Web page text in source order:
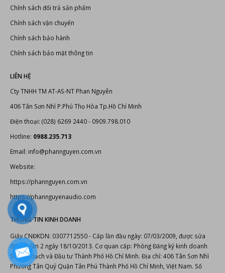
Chính sách đổi trả sản phẩm
Chính sách vận chuyển
Chính sách bảo hành
Chính sách bảo mật thông tin
LIÊN HỆ
Cty TNHH TM AT-AS-NT Phan Nguyễn
406 Tân Sơn Nhì P.Phú Thọ Hòa Tp.Hồ Chí Minh
Điện thoại: (028) 6269 2440 - 0909.798.010
Hotline: 0988.235.713
Email: info@phannguyen.com.vn
Website:
https://phannguyen.com.vn
https://phannguyenaudio.com
THÔNG TIN KINH DOANH
Giấy CNĐKDN: 0307712550 - Cấp lần đầu ngày: 07/03/2009, được sửa
đổi lần lần 2 ngày 18/10/2013. Cơ quan cấp: Phòng Đăng ký kinh doanh
Sở Kế hoạch và Đầu tư Thành Phố Hồ Chí Minh. Địa chỉ: 406 Tân Sơn Nhì
Phường Tân Quý Quận Tân Phú Thành Phố Hồ Chí Minh, Việt Nam. Số